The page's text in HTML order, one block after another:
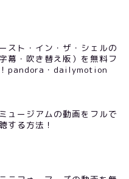
スト・イン・ザ・シェルの
幕・吹き替え版）を無料フ
pandora・dailymotion
ュージアムの動画をフルで
する方法！